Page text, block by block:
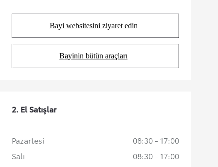
Bayi websitesini ziyaret edin
(Opens in new tab)
Bayinin bütün araçları
(Opens in new tab)
2. El Satışlar
Pazartesi
08:30 - 17:00
Salı
08:30 - 17:00